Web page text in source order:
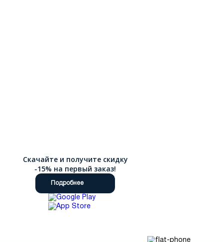
Скачайте и получите скидку
-15% на первый заказ!
Подробнее